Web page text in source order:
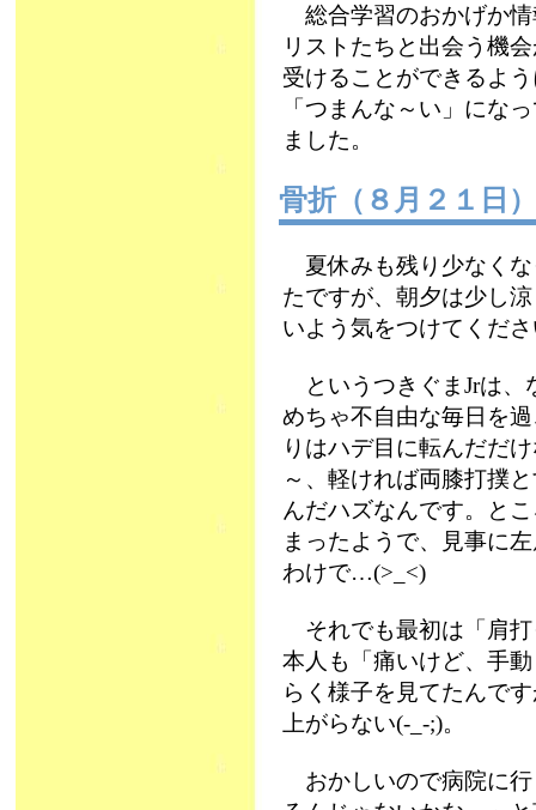
総合学習のおかげか情
リストたちと出会う機
受けることができるよ
「つまんな～い」にな
ました。
骨折（８月２１日）
夏休みも残り少なくな
たですが、朝夕は少し
いよう気をつけてくだ
というつきぐまJrは、
めちゃ不自由な毎日を
りはハデ目に転んだだ
～、軽ければ両膝打撲
んだハズなんです。と
まったようで、見事に
わけで…(>_<)
それでも最初は「肩
本人も「痛いけど、手
らく様子を見てたんで
上がらない(-_-;)。
おかしいので病院に行